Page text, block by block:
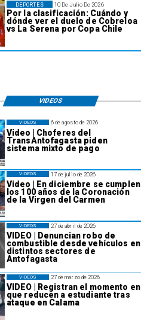
10 De Julio De 2026
Por la clasificación: Cuándo y
dónde ver el duelo de Cobreloa
vs La Serena por Copa Chile
DEPORTES
VIDEOS
6 de agosto de 2026
Video | Choferes del
TransAntofagasta piden
sistema mixto de pago
VIDEOS
17 de julio de 2026
Video | En diciembre se cumplen
los 100 años de la Coronación
de la Virgen del Carmen
VIDEOS
27 de abril de 2026
VIDEO | Denuncian robo de
combustible desde vehículos en
distintos sectores de
Antofagasta
VIDEOS
27 de marzo de 2026
VIDEO | Registran el momento en
que reducen a estudiante tras
ataque en Calama
VIDEOS